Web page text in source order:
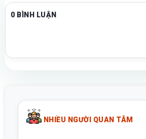
0 BÌNH LUẬN
NHIỀU NGƯỜI QUAN TÂM